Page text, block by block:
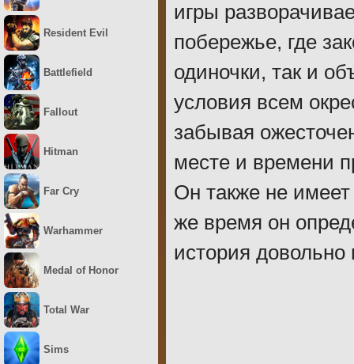
игры
побережье, где
одиночки, так и
условия всем
забывая
месте и времени
Он также не
же время он
история довольно
Resident Evil
Battlefield
Fallout
Hitman
Far Cry
Warhammer
Medal of Honor
Total War
Sims